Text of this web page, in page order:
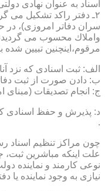
۲ـ دفتر راكد تشكیل می
سران دفاتر امروزی)، در
مرقوم،اینچنین تبیین شده
الف: ثبت اسنادی كه نزد
ب: دادن صورت از ثبت
ج: انجام تصدیقات (مبنای
د: پذیرش و حفظ اسنادی
.
چون مراكز تنظیم اسناد
علت اینكه مباشرین ثبت،
نوعی كارمند و نماینده
نیازی به وجود نماینده